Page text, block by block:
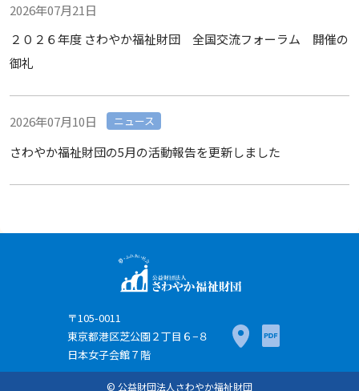
2026年07月21日
２０２６年度 さわやか福祉財団 全国交流フォーラム 開催の
御礼
2026年07月10日 ニュース
さわやか福祉財団の5月の活動報告を更新しました
〒105-0011
東京都港区芝公園２丁目６−８
日本女子会館７階
© 公益財団法人さわやか福祉財団